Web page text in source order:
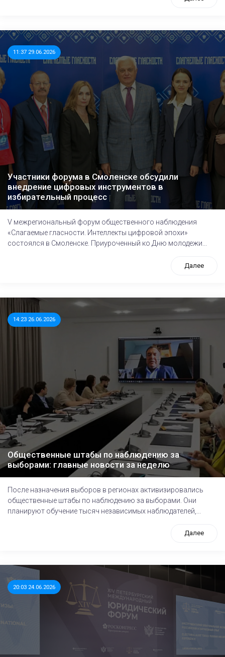
11:37 29.06.2026
Участники форума в Смоленске обсудили
внедрение цифровых инструментов в
избирательный процесс
V межрегиональный форум общественного наблюдения
«Слагаемые гласности. Интеллекты цифровой эпохи»
состоялся в Смоленске. Приуроченный ко Дню молодежи...
Далее
14:23 26.06.2026
Общественные штабы по наблюдению за
выборами: главные новости за неделю
После назначения выборов в регионах активизировались
общественные штабы по наблюдению за выборами. Они
планируют обучение тысяч независимых наблюдателей,...
Далее
20:03 24.06.2026